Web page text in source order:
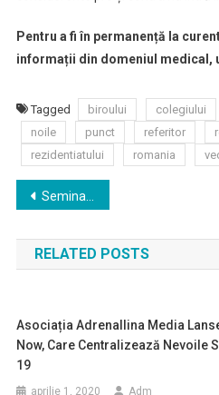
Pentru a fi în permanență la
informații din domeniul medical,
Tagged biroului colegiului
noile
punct referitor
rezidentiatului
romania
Navigare
în
articole
Seminar interactiv despre malpraxis pentru medicii de familie și pacienți
RELATED POSTS
Asociația Adrenallina Media
Now, Care Centralizează Nevoile
19
aprilie 1, 2020 Adm